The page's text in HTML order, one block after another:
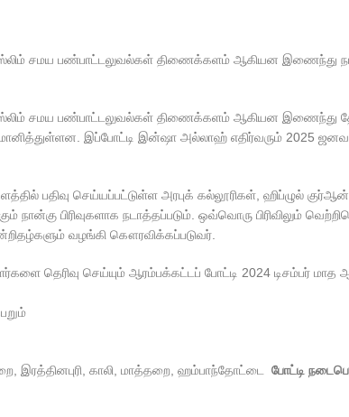
சமய பண்பாட்டலுவல்கள் திணைக்களம் ஆகியன இணைந்து
சமய பண்பாட்டலுவல்கள் திணைக்களம் ஆகியன இணைந்து
இப்போட்டி இன்ஷா அல்லாஹ் எதிர்வரும் 2025
பதிவு செய்யப்பட்டுள்ள அரபுக் கல்லூரிகள், ஹிப்ழுல்
பிரிவுகளாக நடாத்தப்படும். ஒவ்வொரு பிரிவிலும்
வழங்கி கௌரவிக்கப்படுவர்.
தெரிவு செய்யும் ஆரம்பக்கட்டப் போட்டி 2024 டிசம்பர் மாத
இரத்தினபுரி, காலி, மாத்தறை, ஹம்பாந்தோட்டை போட்டி